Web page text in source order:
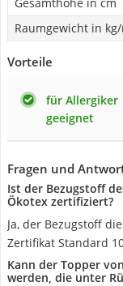
Raumgewicht in kg/
Vorteile
für Allergiker
geeignet
Fragen und
Ist der Bezugstoff
Ökotex zertifiziert?
Ja, der Bezugstoff
Zertifikat Standard
Kann der Topper
werden, die unter